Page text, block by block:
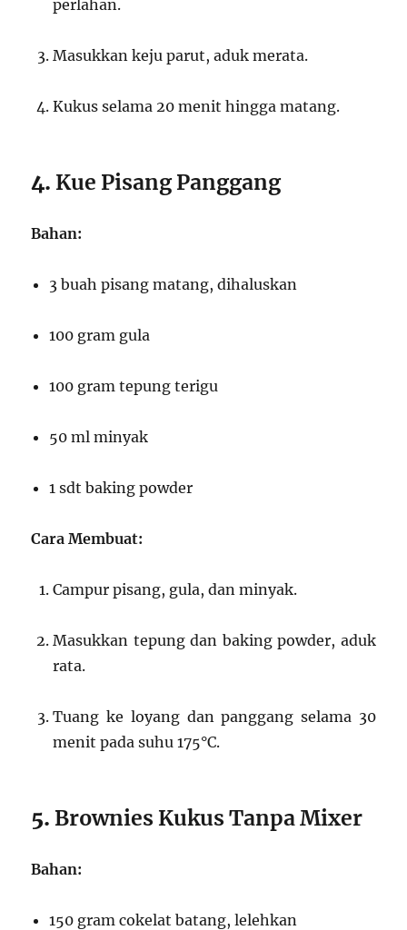
perlahan.
Masukkan keju parut, aduk merata.
Kukus selama 20 menit hingga matang.
4. Kue Pisang Panggang
Bahan:
3 buah pisang matang, dihaluskan
100 gram gula
100 gram tepung terigu
50 ml minyak
1 sdt baking powder
Cara Membuat:
Campur pisang, gula, dan minyak.
Masukkan tepung dan baking powder, aduk
rata.
Tuang ke loyang dan panggang selama 30
menit pada suhu 175°C.
5. Brownies Kukus Tanpa Mixer
Bahan:
150 gram cokelat batang, lelehkan